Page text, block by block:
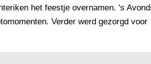
het feestje overnamen. 's
Verder werd gezorgd voor